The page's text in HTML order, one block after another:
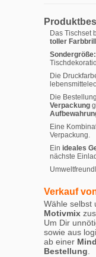
Das Tischset
toller
Sondergröße:
Die
Die
Verpackung
Eine
Verpackung.
Ein ideales
nächste
Verkauf
Wähle selbst
Motivmix
Um Dir
sowie aus
ab einer
Bestellung.